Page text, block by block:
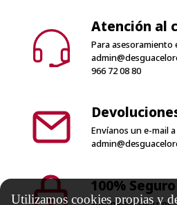
Atención al
Para asesoramiento
966 72 08 80
Envíanos un e-mail a
100% Seguro
Utilizamos cookies propias y